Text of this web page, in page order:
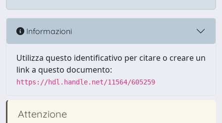
Informazioni
Utilizza questo identificativo per citare o creare un
link a questo documento:
https://hdl.handle.net/11564/605259
Attenzione